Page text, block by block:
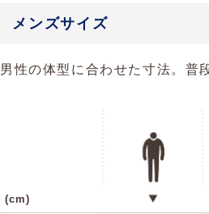
メンズサイズ
男性の体型に合わせた寸法。普
(cm)